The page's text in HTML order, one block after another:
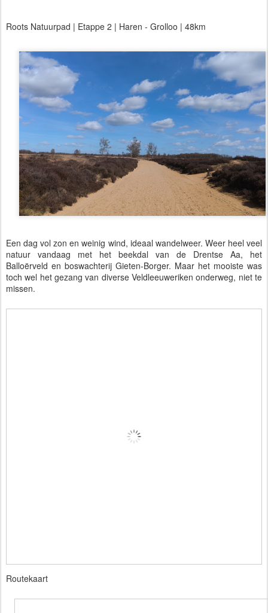
Roots Natuurpad | Etappe 2 | Haren - Grolloo | 48km
Een dag vol zon en weinig wind, ideaal wandelweer. Weer heel veel
Balloërveld en boswachterij Gieten-Borger. Maar het mooiste was
toch wel het gezang van diverse Veldleeuweriken onderweg, niet te
missen.
Routekaart